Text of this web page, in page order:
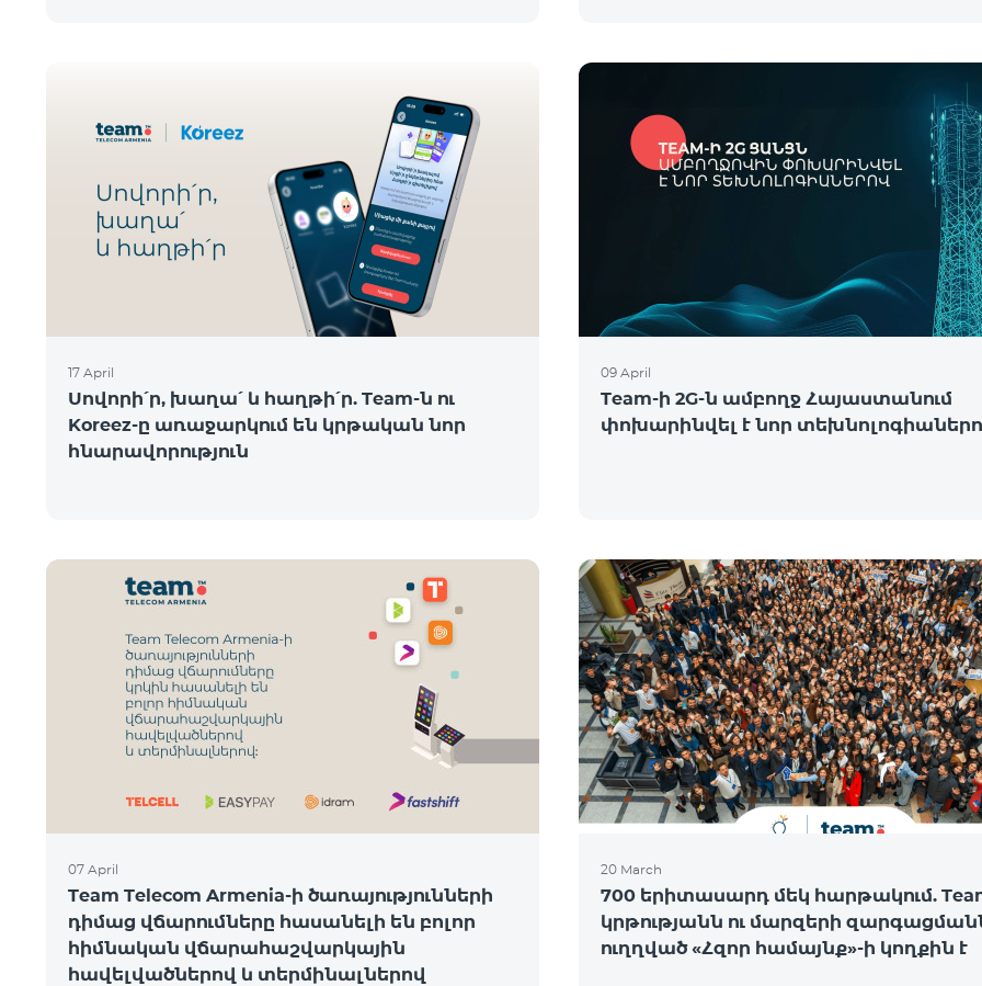
17 April
Սովորի՛ր, խաղա՛ և հաղթի՛ր. Team-ն ու
Koreez-ը առաջարկում են կրթական նոր
հնարավորություն
09 April
Team-ի 2G-ն ամբողջ Հայաստանում
փոխարինվել է նոր
07 April
Team Telecom Armenia-ի ծառայությունների
դիմաց վճարումները հասանելի են բոլոր
հիմնական վճարահաշվարկային
հավելվածներով և տերմինալներով
20 March
700 երիտասարդ մեկ հարթակում.
կրթությանն ու մարզերի
ուղղված «Հզոր համայնք»-ի կողքին է